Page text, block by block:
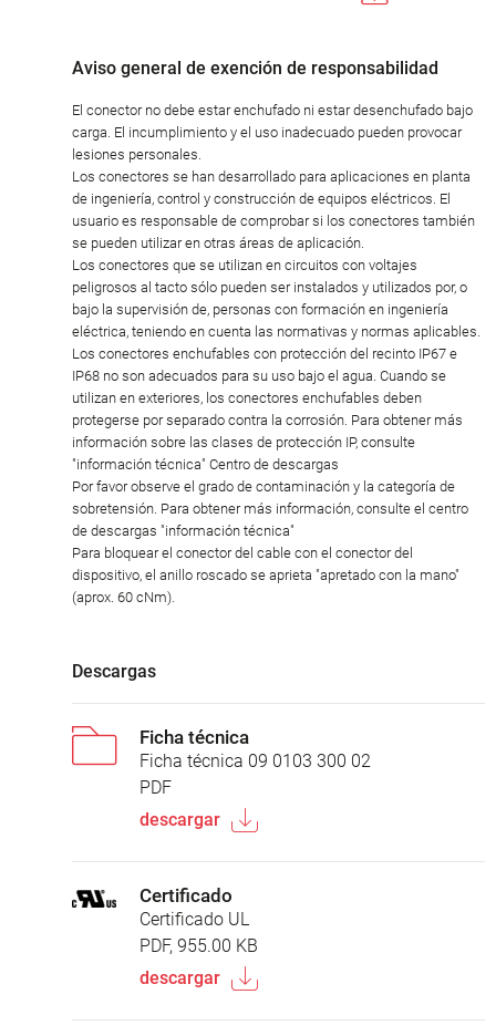
Aviso general de exención de responsabilidad
El conector no debe estar enchufado ni estar desenchufado bajo
carga. El incumplimiento y el uso inadecuado pueden provocar
lesiones personales.
Los conectores se han desarrollado para aplicaciones en planta
de ingeniería, control y construcción de equipos eléctricos. El
usuario es responsable de comprobar si los conectores también
se pueden utilizar en otras áreas de aplicación.
Los conectores que se utilizan en circuitos con voltajes
peligrosos al tacto sólo pueden ser instalados y utilizados por, o
bajo la supervisión de, personas con formación en ingeniería
eléctrica, teniendo en cuenta las normativas y normas aplicables.
Los conectores enchufables con protección del recinto IP67 e
IP68 no son adecuados para su uso bajo el agua. Cuando se
utilizan en exteriores, los conectores enchufables deben
protegerse por separado contra la corrosión. Para obtener más
información sobre las clases de protección IP, consulte
"información técnica" Centro de descargas
Por favor observe el grado de contaminación y la categoría de
sobretensión. Para obtener más información, consulte el centro
de descargas "información técnica"
Para bloquear el conector del cable con el conector del
dispositivo, el anillo roscado se aprieta "apretado con la mano"
(aprox. 60 cNm).
Descargas
Ficha técnica
Ficha técnica 09 0103 300 02
PDF
descargar
Certificado
Certificado UL
PDF, 955.00 KB
descargar